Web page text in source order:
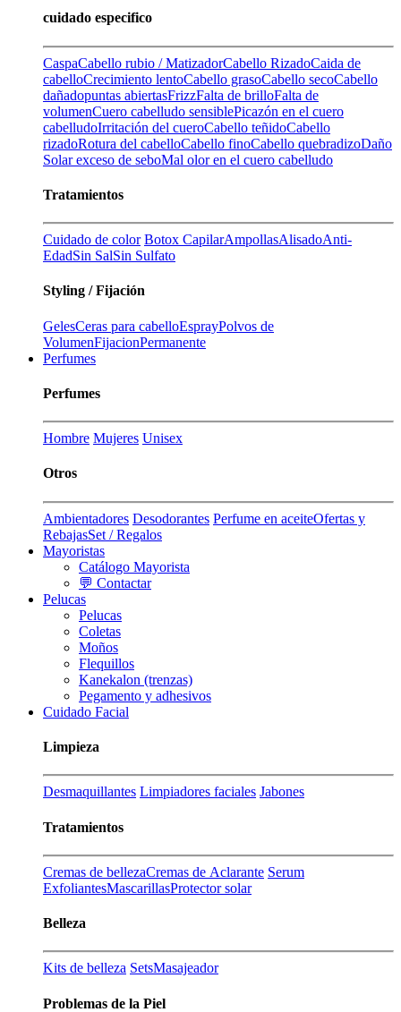
cuidado especifico
CaspaCabello rubio / MatizadorCabello RizadoCaida de
cabelloCrecimiento lentoCabello grasoCabello secoCabello
dañadopuntas abiertasFrizzFalta de brilloFalta de
volumenCuero cabelludo sensiblePicazón en el cuero
cabelludoIrritación del cueroCabello teñidoCabello
rizadoRotura del cabelloCabello finoCabello quebradizoDaño
Solarexceso de seboMal olor en el cuero cabelludo
Tratamientos
Cuidado de color Botox CapilarAmpollasAlisadoAnti-
EdadSin SalSin Sulfato
Styling / Fijación
GelesCeras para cabelloEsprayPolvos de
VolumenFijacionPermanente
Perfumes
Perfumes
Hombre Mujeres Unisex
Otros
Ambientadores Desodorantes Perfume en aceiteOfertas y
RebajasSet / Regalos
Mayoristas
Catálogo Mayorista
💬 Contactar
Pelucas
Pelucas
Coletas
Moños
Flequillos
Kanekalon (trenzas)
Pegamento y adhesivos
Cuidado Facial
Limpieza
Desmaquillantes Limpiadores faciales Jabones
Tratamientos
Cremas de bellezaCremas de Aclarante Serum
ExfoliantesMascarillasProtector solar
Belleza
Kits de belleza SetsMasajeador
Problemas de la Piel